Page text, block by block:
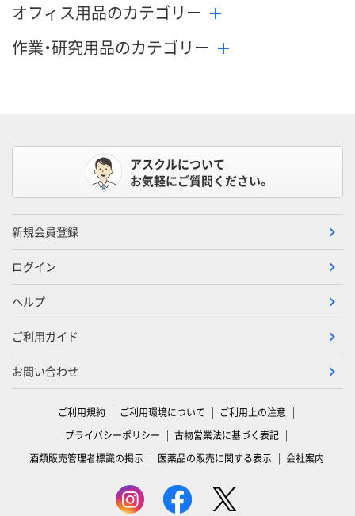
オフィス用品のカテゴリー
作業・研究用品のカテゴリー
アスクルについて
お気軽にご質問ください。
新規会員登録
ログイン
ヘルプ
ご利用ガイド
お問い合わせ
ご利用規約 ご利用環境について
ご利用上の注意
プライバシーポリシー
古物営業法に基づく表記
酒類販売管理者標識の掲示
医薬品の販売に関する表示 会社案内